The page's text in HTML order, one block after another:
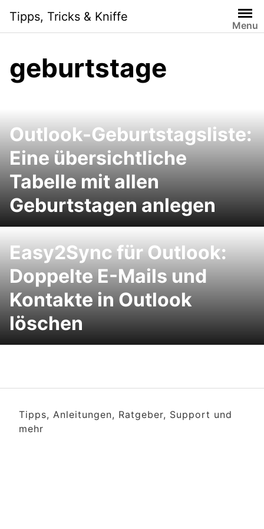
content
Tipps, Tricks & Kniffe
Menu
geburtstage
Outlook-Geburtstagsliste:
Eine übersichtliche
Tabelle mit allen
Geburtstagen anlegen
Easy2Sync für Outlook:
Doppelte E-Mails und
Kontakte in Outlook
löschen
Tipps, Anleitungen, Ratgeber, Support und
mehr